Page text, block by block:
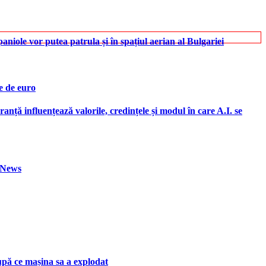
vor putea patrula și în spațiul aerian al Bulgariei
de euro
influențează valorile, credințele și modul în care A.I. se
ce mașina sa a explodat